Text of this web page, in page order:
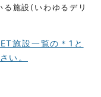
施設(いわゆるデリ
施設一覧の＊1と
い。